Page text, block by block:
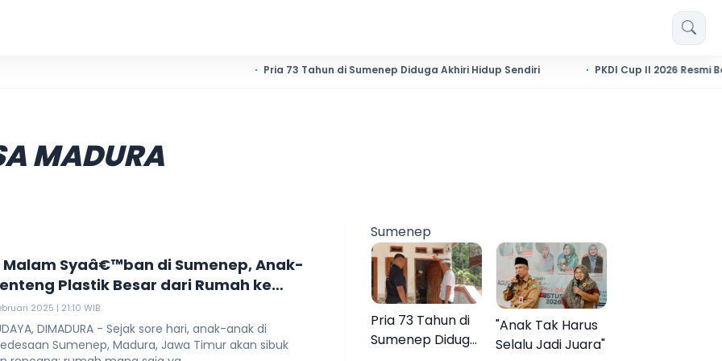
Pria 73 Tahun di Sumenep Diduga Akhiri Hidup Sendiri PKDI Cup II 2026 Resmi Bergulir
MADURA
Syaâ€™ban di Sumenep, Anak-
Plastik Besar dari Rumah ke
2025 | 21:10 WIB
DIMADURA - Sejak sore hari, anak-anak di
Sumenep, Madura, Jawa Timur akan sibuk
Sumenep
Pria 73 Tahun di
Sumenep Diduga
"Anak Tak Harus
Selalu Jadi Juara"